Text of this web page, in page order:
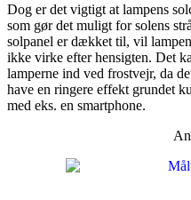
Dog er det vigtigt at lampens
som gør det muligt for solens
solpanel er dækket til, vil
ikke virke efter hensigten. Det
lamperne ind ved frostvejr, da
have en ringere effekt grundet
med eks. en smartphone.